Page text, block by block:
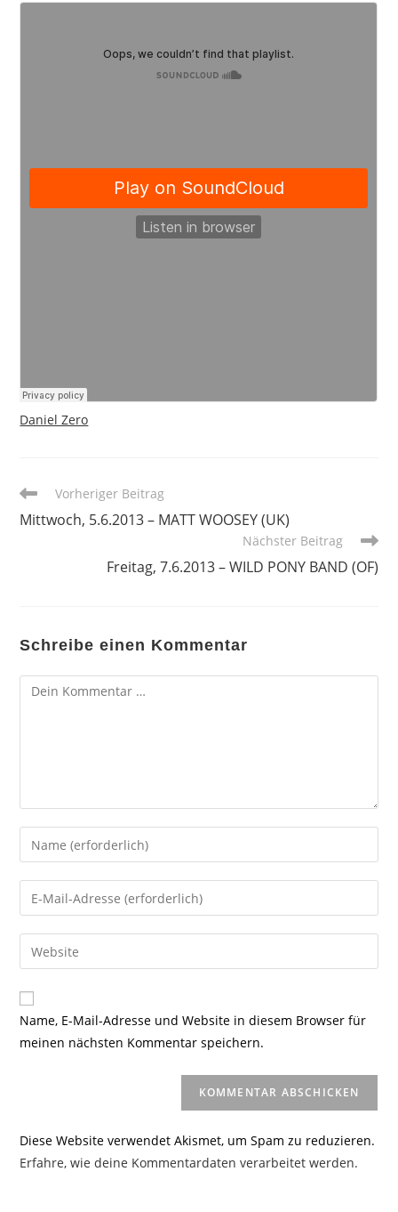
Daniel Zero
Weitere
ansehen
Vorheriger Beitrag
Mittwoch, 5.6.2013 – MATT WOOSEY (UK)
Nächster Beitrag
Freitag, 7.6.2013 – WILD PONY BAND (OF)
Schreibe einen Kommentar
Kommentar
Gib
deinen
Namen
oder
zum
Kommentieren
ein
Gib
deine
E-
Mail-
zum
Kommentieren
ein
Gib
deine
Website-
URL
Name, E-Mail-Adresse und Website in diesem Browser für
meinen nächsten Kommentar speichern.
Diese Website verwendet Akismet, um Spam zu reduzieren.
Erfahre, wie deine Kommentardaten verarbeitet werden.